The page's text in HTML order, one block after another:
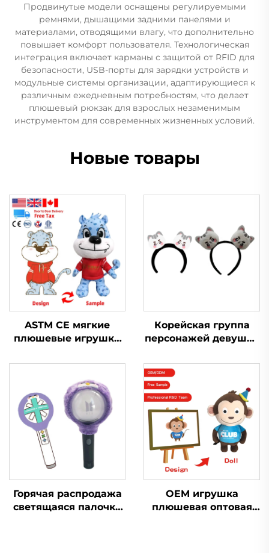
Продвинутые модели оснащены регулируемыми
ремнями, дышащими задними панелями и
материалами, отводящими влагу, что дополнительно
повышает комфорт пользователя. Технологическая
интеграция включает карманы с защитой от RFID для
безопасности, USB-порты для зарядки устройств и
модульные системы организации, адаптирующиеся к
различным ежедневным потребностям, что делает
плюшевый рюкзак для взрослых незаменимым
инструментом для современных жизненных условий.
Новые товары
ASTM CE мягкие
плюшевые игрушки
изготовленные на
заказ мягкие
плюшевые игрушки
для продажи
Корейская группа
персонажей девушка
на голову плюшевая
милая повязка на
голову с животными
Горячая распродажа
светящаяся палочка
OEM игрушка
плюшевая оптовая